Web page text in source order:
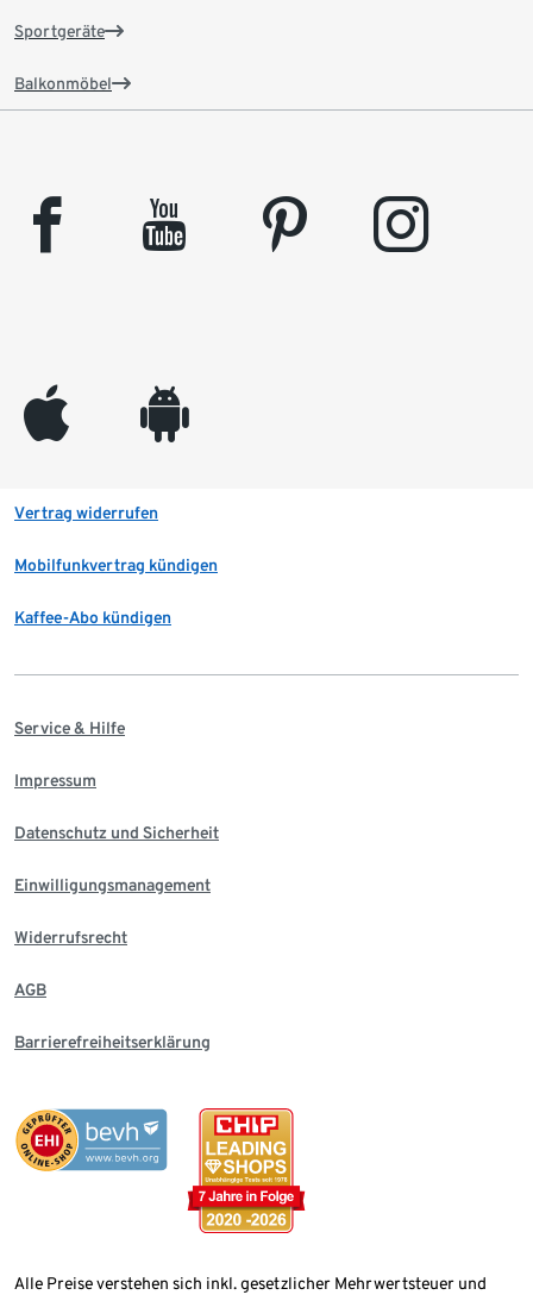
Sportgeräte
Balkonmöbel
facebook youtube pinterest instagram
appleinc android
Vertrag widerrufen
Mobilfunkvertrag kündigen
Kaffee-Abo kündigen
Service & Hilfe
Impressum
Datenschutz und Sicherheit
Einwilligungsmanagement
Widerrufsrecht
AGB
Barrierefreiheitserklärung
Alle Preise verstehen sich inkl. gesetzlicher Mehrwertsteuer und